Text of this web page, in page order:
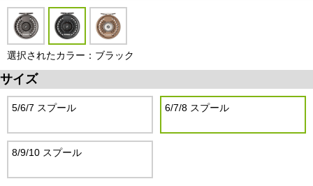
選択されたカラー：ブラック
サイズ
5/6/7 スプール 6/7/8 スプール
8/9/10 スプール